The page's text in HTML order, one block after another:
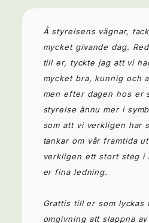
Å styrelsens vägnar,
mycket givande dag.
till er, tyckte jag att vi
mycket bra, kunnig och
men efter dagen hos er
styrelse ännu mer i
som att vi verkligen har
tankar om vår framtida
verkligen ett stort steg i
er fina ledning.
Grattis till er som lyckas
omgivning att slappna